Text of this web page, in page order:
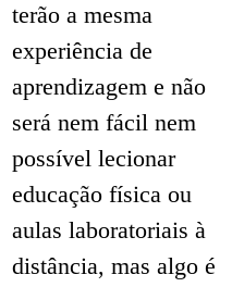
terão a mesma
experiência de
aprendizagem e não
será nem fácil nem
possível lecionar
educação física ou
aulas laboratoriais à
distância, mas algo é